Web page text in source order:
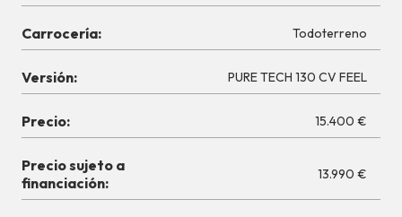
Carrocería: Todoterreno
Versión: PURE TECH 130 CV FEEL
Precio: 15.400 €
Precio sujeto a
financiación:
13.990 €